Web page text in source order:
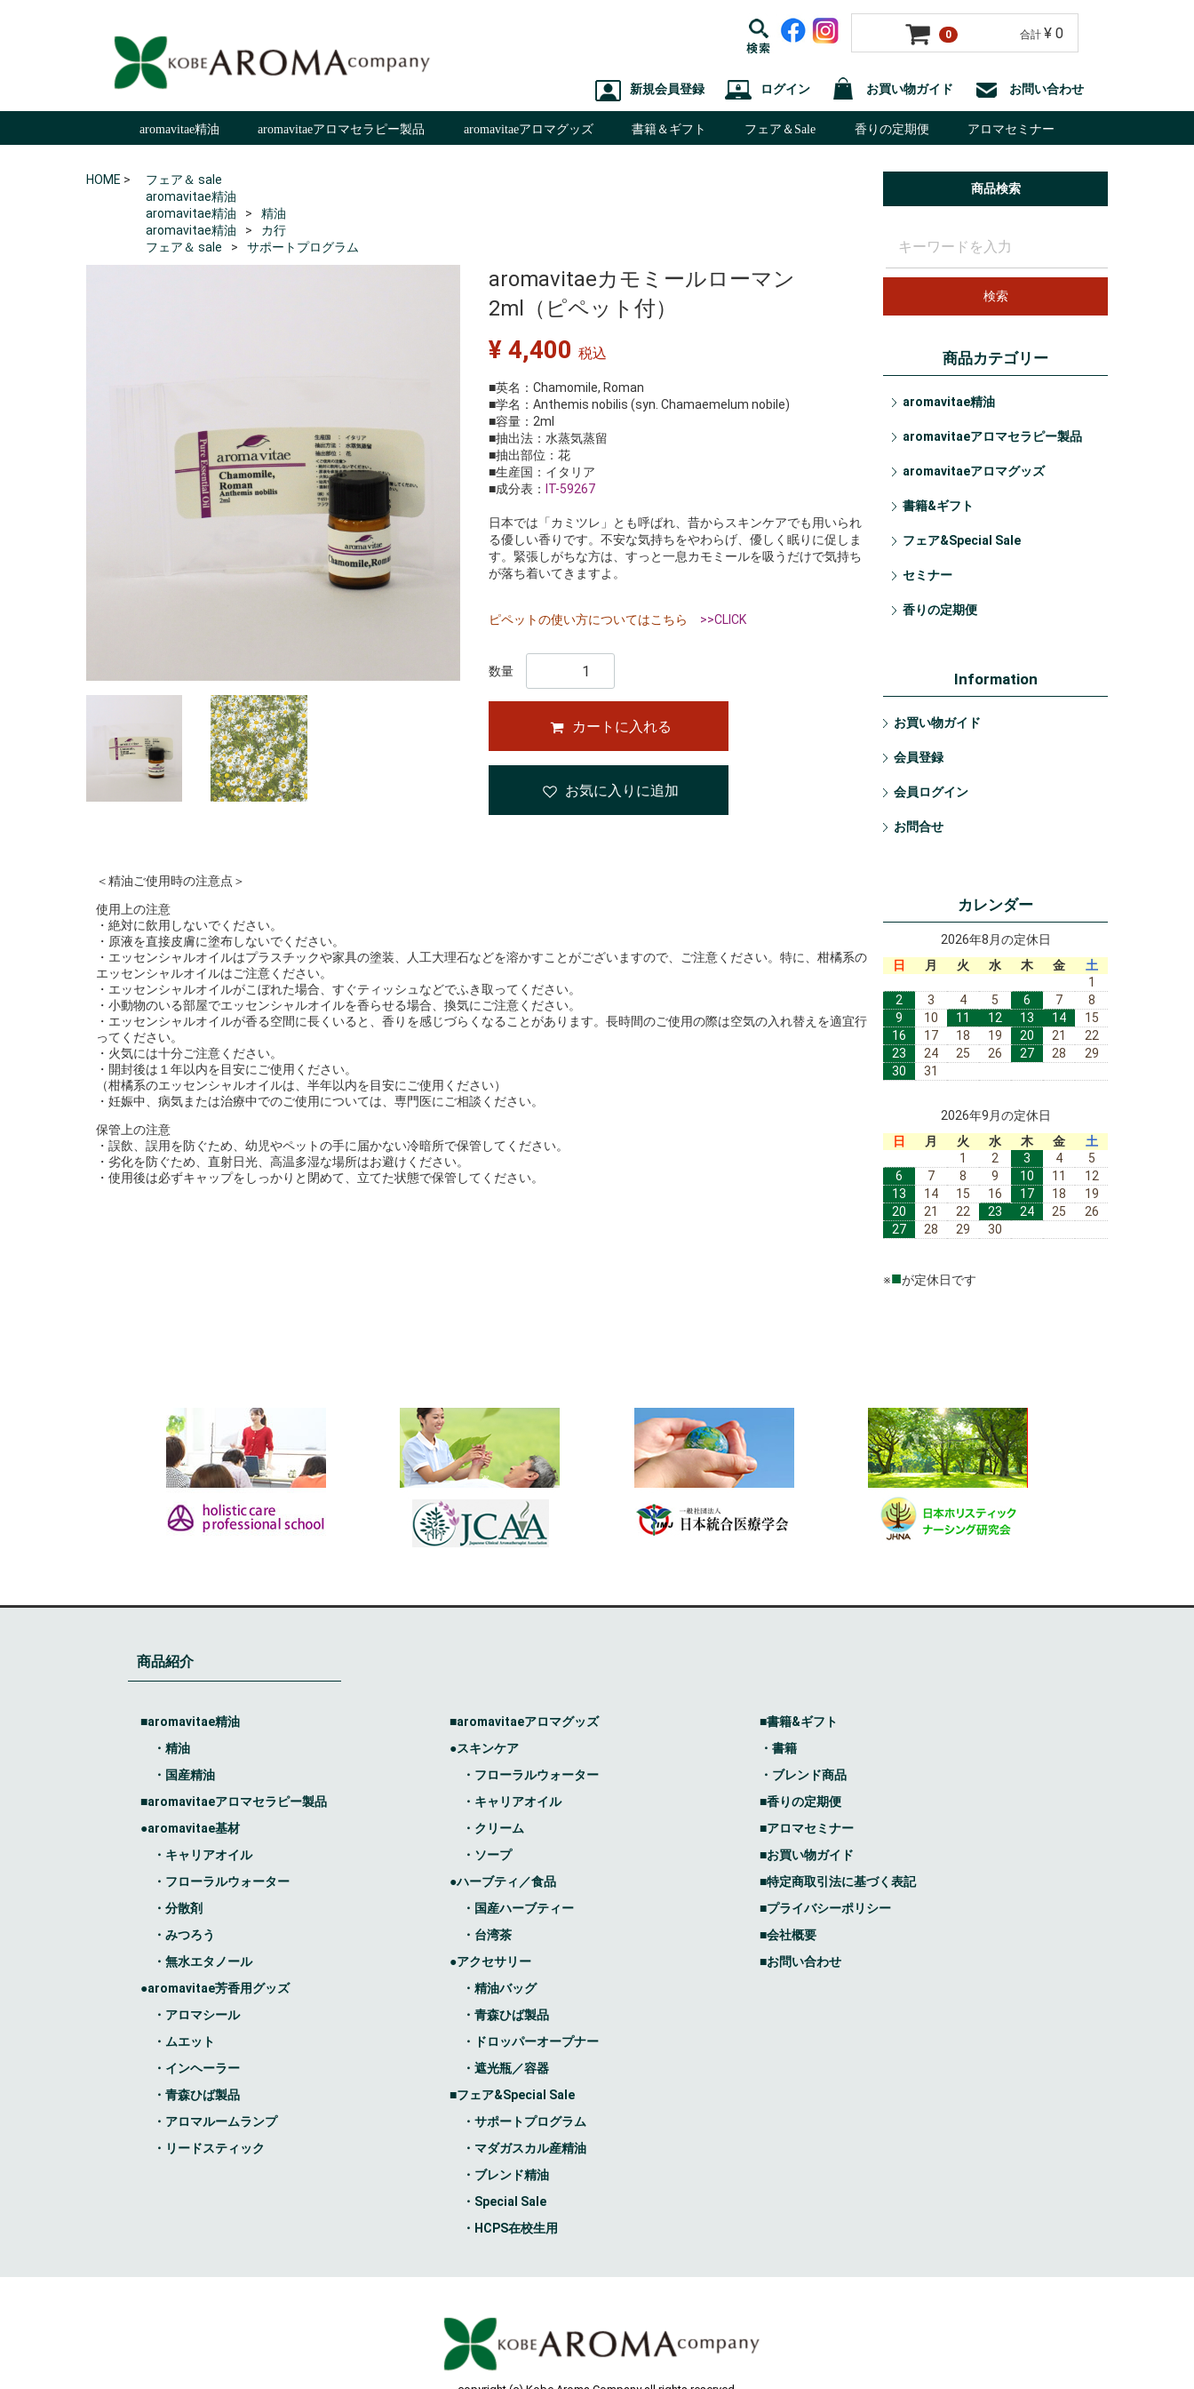
0 合計 ¥ 0
新規会員登録 ログイン お買い物ガイド お問い合わせ
aromavitae精油 aromavitaeアロマセラピー製品 aromavitaeアロマグッズ 書籍＆ギフト フェア＆Sale 香りの定期便 アロマセミナー
HOME >
フェア＆ sale
aromavitae精油
aromavitae精油
精油
aromavitae精油
カ行
フェア＆ sale
サポートプログラム
aromavitaeカモミールローマン
2ml（ピペット付）
¥ 4,400 税込
■英名：Chamomile, Roman
■学名：Anthemis nobilis (syn. Chamaemelum nobile)
■容量：2ml
■抽出法：水蒸気蒸留
■抽出部位：花
■生産国：イタリア
■成分表：
IT-59267
日本では「カミツレ」とも呼ばれ、昔からスキンケアでも用いられ
る優しい香りです。不安な気持ちをやわらげ、優しく眠りに促しま
す。緊張しがちな方は、すっと一息カモミールを吸うだけで気持ち
が落ち着いてきますよ。
ピペットの使い方についてはこちら >>CLICK
数量
カートに入れる
お気に入りに追加
＜精油ご使用時の注意点＞
使用上の注意
・絶対に飲用しないでください。
・原液を直接皮膚に塗布しないでください。
・エッセンシャルオイルはプラスチックや家具の塗装、人工大理石などを溶かすことがございますので、ご注意ください。特に、柑橘系の
エッセンシャルオイルはご注意ください。
・エッセンシャルオイルがこぼれた場合、すぐティッシュなどでふき取ってください。
・小動物のいる部屋でエッセンシャルオイルを香らせる場合、換気にご注意ください。
・エッセンシャルオイルが香る空間に長くいると、香りを感じづらくなることがあります。長時間のご使用の際は空気の入れ替えを適宜行
ってください。
・火気には十分ご注意ください。
・開封後は１年以内を目安にご使用ください。
（柑橘系のエッセンシャルオイルは、半年以内を目安にご使用ください）
・妊娠中、病気または治療中でのご使用については、専門医にご相談ください。
保管上の注意
・誤飲、誤用を防ぐため、幼児やペットの手に届かない冷暗所で保管してください。
・劣化を防ぐため、直射日光、高温多湿な場所はお避けください。
・使用後は必ずキャップをしっかりと閉めて、立てた状態で保管してください。
商品検索
検索
商品カテゴリー
aromavitae精油
aromavitaeアロマセラピー製品
aromavitaeアロマグッズ
書籍&ギフト
フェア&Special Sale
セミナー
香りの定期便
Information
お買い物ガイド
会員登録
会員ログイン
お問合せ
カレンダー
2026年8月の定休日
日
月 火 水 木 金
土
1
2
3 4 5 6 7
8
9
10 11 12 13 14
15
16
17 18 19 20 21
22
23
24 25 26 27 28
29
30
31
2026年9月の定休日
日
月 火 水 木 金
土
1
2 3 4
5
6
7 8 9 10 11
12
13
14 15 16 17 18
19
20
21 22 23 24 25
26
27
28 29 30
※■が定休日です
商品紹介
■aromavitae精油
・精油
・国産精油
■aromavitaeアロマセラピー製品
●aromavitae基材
・キャリアオイル
・フローラルウォーター
・分散剤
・みつろう
・無水エタノール
●aromavitae芳香用グッズ
・アロマシール
・ムエット
・インヘーラー
・青森ひば製品
・アロマルームランプ
・リードスティック
■aromavitaeアロマグッズ
●スキンケア
・フローラルウォーター
・キャリアオイル
・クリーム
・ソープ
●ハーブティ／食品
・国産ハーブティー
・台湾茶
●アクセサリー
・精油バッグ
・青森ひば製品
・ドロッパーオープナー
・遮光瓶／容器
■フェア&Special Sale
・サポートプログラム
・マダガスカル産精油
・ブレンド精油
・Special Sale
・HCPS在校生用
■書籍&ギフト
・書籍
・ブレンド商品
■香りの定期便
■アロマセミナー
■お買い物ガイド
■特定商取引法に基づく表記
■プライバシーポリシー
■会社概要
■お問い合わせ